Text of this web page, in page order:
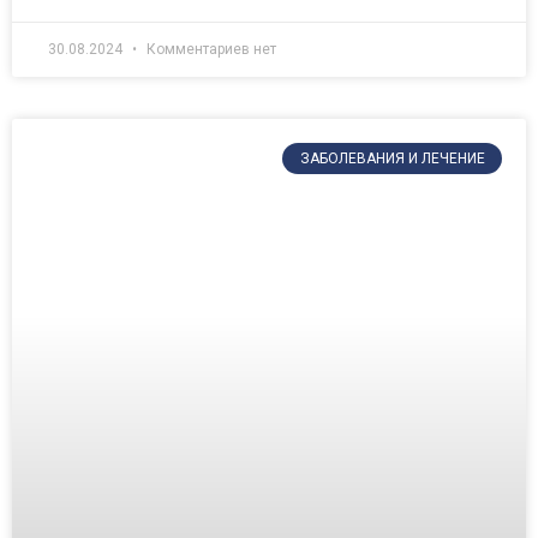
30.08.2024 Комментариев нет
ЗАБОЛЕВАНИЯ И ЛЕЧЕНИЕ